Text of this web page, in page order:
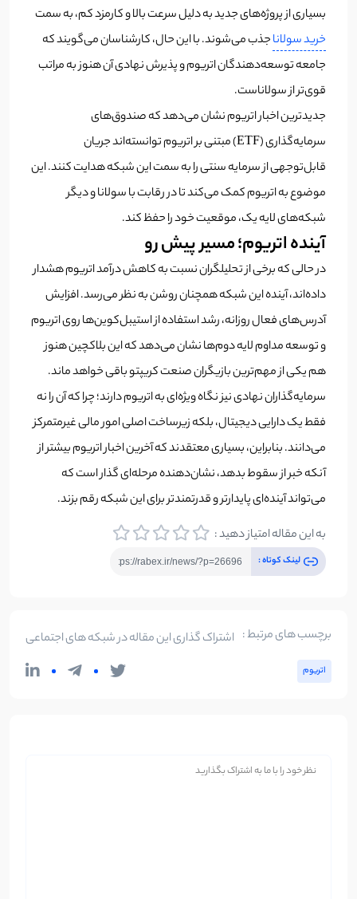
بسیاری از پروژه‌های جدید به دلیل سرعت بالا و کارمزد کم، به سمت
خرید سولاناجذب می‌شوند. با این حال، کارشناسان می‌گویند که
جامعه توسعه‌دهندگان اتریوم و پذیرش نهادی آن هنوز به مراتب
قوی‌تر از سولاناست.
جدیدترین اخبار اتریوم نشان می‌دهد که صندوق‌های
سرمایه‌گذاری (ETF) مبتنی بر اتریوم توانسته‌اند جریان
قابل‌توجهی از سرمایه سنتی را به سمت این شبکه هدایت کنند. این
موضوع به اتریوم کمک می‌کند تا در رقابت با سولانا و دیگر
شبکه‌های لایه یک، موقعیت خود را حفظ کند.
آینده اتریوم؛ مسیر پیش رو
در حالی که برخی از تحلیلگران نسبت به کاهش درآمد اتریوم هشدار
داده‌اند، آینده این شبکه همچنان روشن به نظر می‌رسد. افزایش
آدرس‌های فعال روزانه، رشد استفاده از استیبل‌کوین‌ها روی اتریوم
و توسعه مداوم لایه دوم‌ها نشان می‌دهد که این بلاکچین هنوز
هم یکی از مهم‌ترین بازیگران صنعت کریپتو باقی خواهد ماند.
سرمایه‌گذاران نهادی نیز نگاه ویژه‌ای به اتریوم دارند؛ چرا که آن را نه
فقط یک دارایی دیجیتال، بلکه زیرساخت اصلی امور مالی غیرمتمرکز
می‌دانند. بنابراین، بسیاری معتقدند که آخرین اخبار اتریوم بیشتر از
آنکه خبر از سقوط بدهد، نشان‌دهنده مرحله‌ای گذار است که
می‌تواند آینده‌ای پایدارتر و قدرتمندتر برای این شبکه رقم بزند.
به این مقاله امتیاز دهید :
لینک کوتاه :
برچسب های مرتبط :
اتریوم
اشتراک گذاری این مقاله در شبکه های اجتماعی